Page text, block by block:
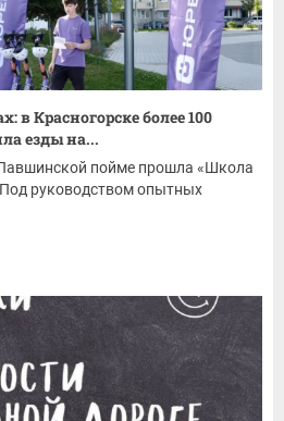
в Красногорске более 100
езды на...
пойме прошла «Школа
руководством опытных